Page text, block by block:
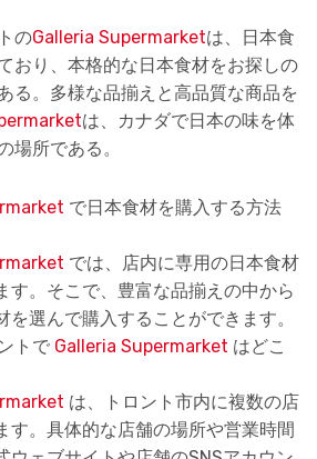
のGalleria Supermarketは、日本食
おり、本格的な日本食材をお探しの
る。多様な品揃えと高品質な商品を
は、カナダで日本の味を体
場所である。
で日本食材を購入する方法
では、店内に専用の日本食材
す。そこで、豊富な品揃えの中から
を選んで購入することができます。
トで Galleria Supermarket はどこ
は、トロント市内に複数の店
す。具体的な店舗の場所や営業時間